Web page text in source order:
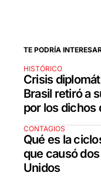
TE PODRÍA
HISTÓRICO
Crisis
Brasil retiró a
por los dichos
CONTAGIOS
Qué es la
que causó
Unidos